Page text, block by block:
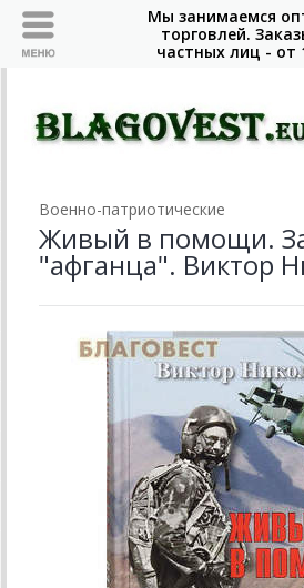
Военно-патриотические
Живый в помощи.
"афганца". Виктор